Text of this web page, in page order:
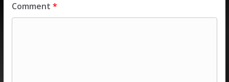
Comment *